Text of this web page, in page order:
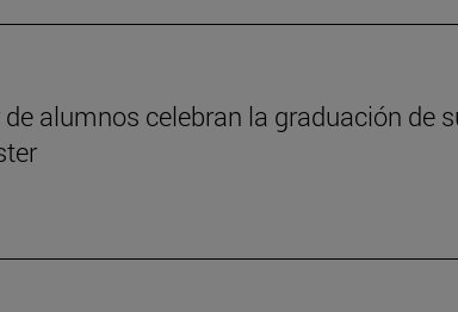
alumnos celebran la graduación de